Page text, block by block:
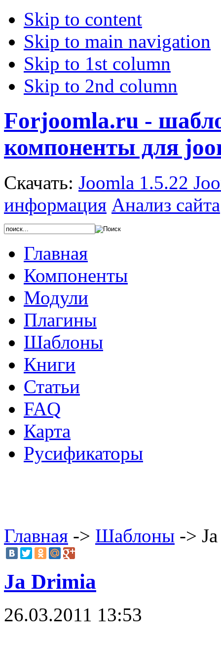
Skip to content
Skip to main navigation
Skip to 1st column
Skip to 2nd column
Forjoomla.ru -
компоненты для
Скачать: Joomla 1.5.22
информация Анализ сайта
Главная
Компоненты
Модули
Плагины
Шаблоны
Книги
Статьи
FAQ
Карта
Русификаторы
Главная -> Шаблоны ->
Ja Drimia
26.03.2011 13:53